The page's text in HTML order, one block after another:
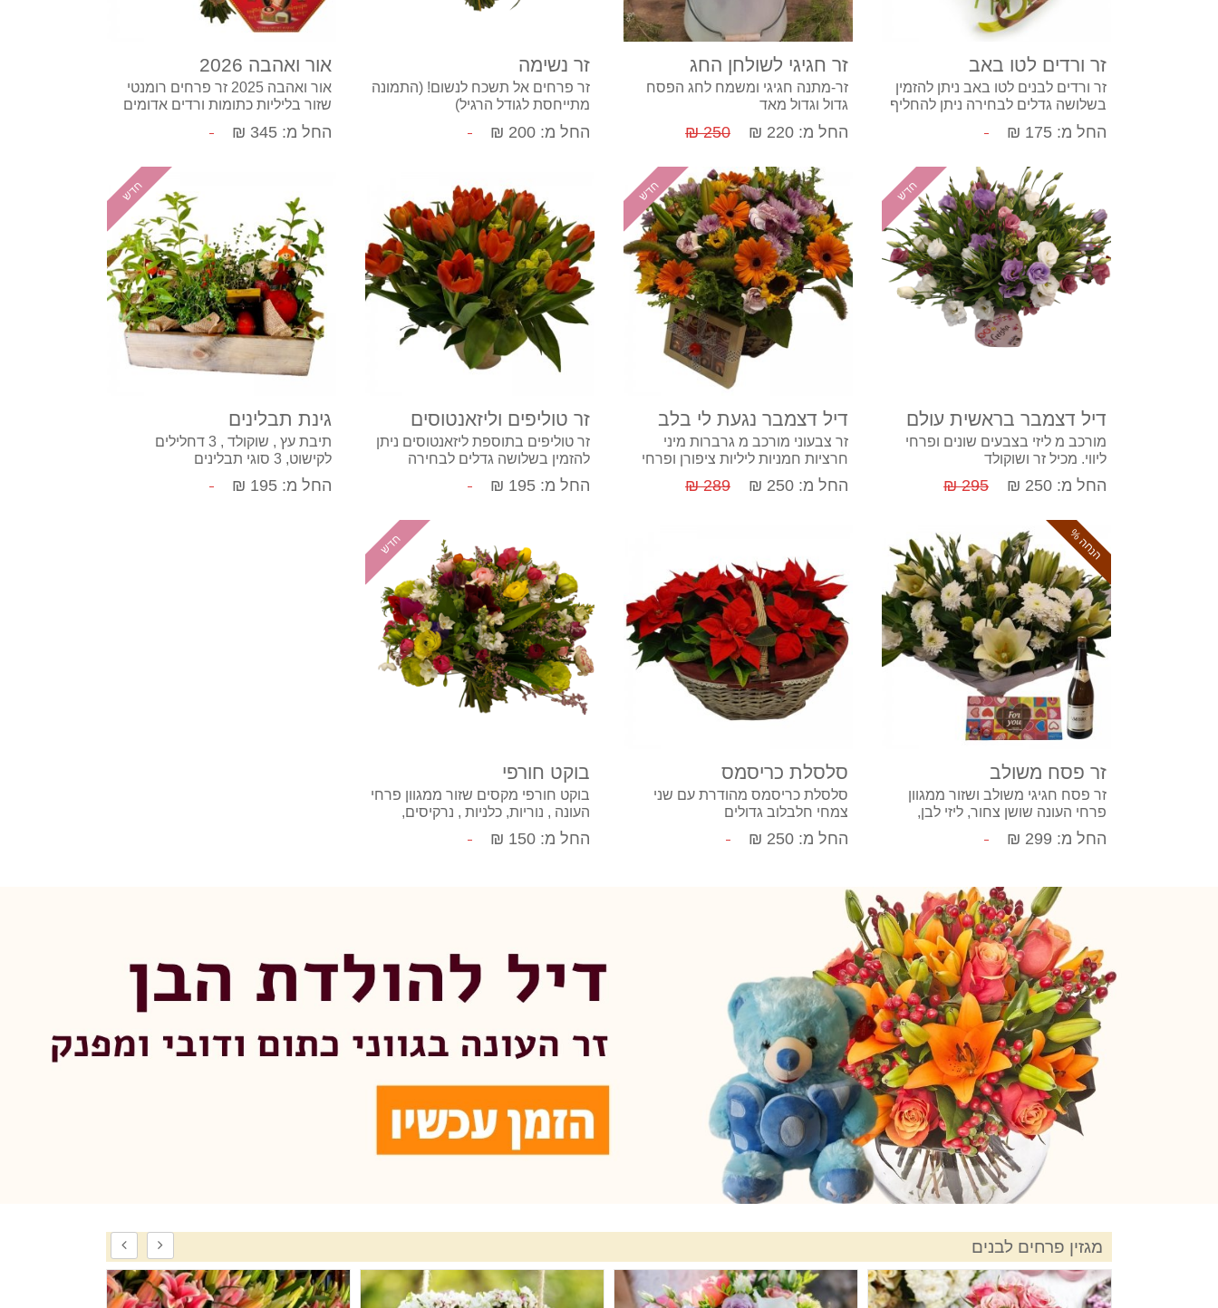
זר ורדים לטו באב
זר ורדים לבנים לטו באב ניתן להזמין
בשלושה גדלים לבחירה ניתן להחליף
ורדים אדומים.
החל מ: 175 ₪
קנה עכשיו
זר חגיגי לשולחן החג
זר-מתנה חגיגי ומשמח לחג הפסח
גדול וגדול מאד
החל מ: 220 ₪ 250 ₪
קנה עכשיו
זר נשימה
זר פרחים אל תשכח לנשום! (התמונה
מתייחסת לגודל הרגיל)
החל מ: 200 ₪
קנה עכשיו
אור ואהבה 2026
אור ואהבה 2025 זר פרחים רומנטי
שזור בליליות כתומות ורדים אדומים
ליזיאנטוס בשילוב ירק וענפי קישוט
למילוי ניתן להזמין בדיל כולל מארז
החל מ: 345 ₪
קנה עכשיו
חדש
דיל דצמבר בראשית עולם
מורכב מ ליזי בצבעים שונים ופרחי
ליווי. מכיל זר ושוקולד
החל מ: 250 ₪ 295 ₪
חדש
דיל דצמבר נגעת לי בלב
זר צבעוני מורכב מ גרברות מיני
חרציות חמניות ליליות ציפורן ופרחי
ליווי המחיר כולל את הכלי ומארז
שוקולד מוצארט.
החל מ: 250 ₪ 289 ₪
קנה עכשיו
זר טוליפים וליזאנטוסים
זר טוליפים בתוספת ליזאנטוסים ניתן
להזמין בשלושה גדלים לבחירה
החל מ: 195 ₪
קנה עכשיו
חדש
גינת תבלינים
תיבת עץ , שוקולד , 3 דחלילים
לקישוט, 3 סוגי תבלינים
החל מ: 195 ₪
קנה עכשיו
הנחה %
זר פסח משולב
זר פסח חגיגי משולב ושזור ממגוון
פרחי העונה שושן צחור, ליזי לבן,
חרציות ופרחי קישוט ניתן להזמין בדיל
בתוספת שוקולד ויין משובח (אדום או
החל מ: 299 ₪
קנה עכשיו
סלסלת כריסמס
סלסלת כריסמס מהודרת עם שני
צמחי חלבלוב גדולים
החל מ: 250 ₪
קנה עכשיו
חדש
בוקט חורפי
בוקט חורפי מקסים שזור ממגוון פרחי
העונה , נוריות, כלניות , נרקיסים,
ליזאנטוס ומנטור יחד עם ירק וענפי
קישוט למילוי
החל מ: 150 ₪
מגזין פרחים לבנים